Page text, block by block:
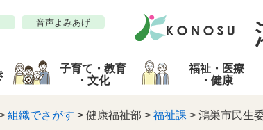
音声よみあげ
子育て・教育
・文化
福祉・医療
・健康
組織でさがす > 健康福祉部 > 福祉課 > 鴻巣市民生